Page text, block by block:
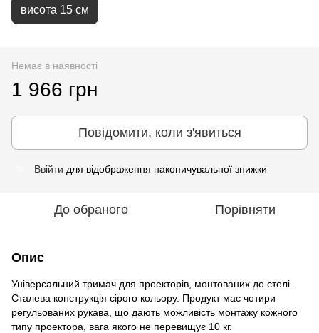
висота 15 см
Немає в наявності
1 966 грн
Повідомити, коли з'явиться
Ввійти для відображення накопичувальної знижки
До обраного Порівняти
Опис
Універсальний тримач для проекторів, монтованих до стелі.
Сталева конструкція сірого кольору. Продукт має чотири
регульованих рукава, що дають можливість монтажу кожного
типу проектора, вага якого не перевищує 10 кг.